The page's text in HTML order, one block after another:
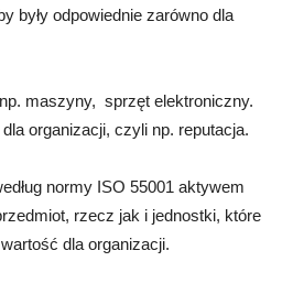
były odpowiednie zarówno dla
maszyny, sprzęt elektroniczny.
organizacji, czyli np. reputacja.
normy ISO 55001 aktywem
rzecz jak i jednostki, które
dla organizacji.